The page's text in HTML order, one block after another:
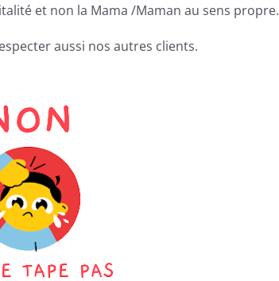
et non la Mama /Maman au sens propre.
aussi nos autres clients.